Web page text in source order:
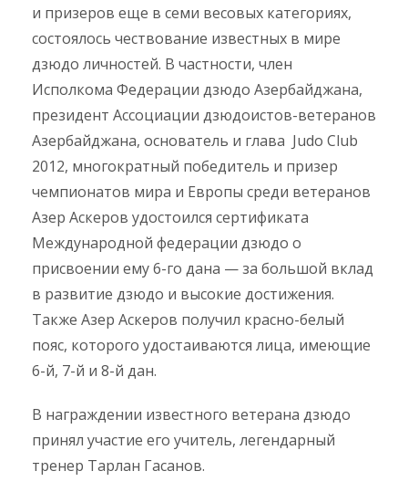
и призеров еще в семи весовых категориях,
состоялось чествование известных в мире
дзюдо личностей. В частности, член
Исполкома Федерации дзюдо Азербайджана,
президент Ассоциации дзюдоистов-ветеранов
Азербайджана, основатель и глава Judo Club
2012, многократный победитель и призер
чемпионатов мира и Европы среди ветеранов
Азер Аскеров удостоился сертификата
Международной федерации дзюдо о
присвоении ему 6-го дана — за большой вклад
в развитие дзюдо и высокие достижения.
Также Азер Аскеров получил красно-белый
пояс, которого удостаиваются лица, имеющие
6-й, 7-й и 8-й дан.
В награждении известного ветерана дзюдо
принял участие его учитель, легендарный
тренер Тарлан Гасанов.